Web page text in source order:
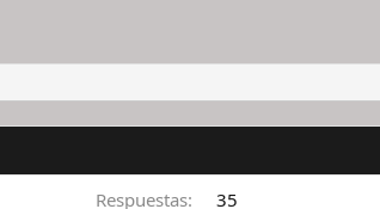
Respuestas 35